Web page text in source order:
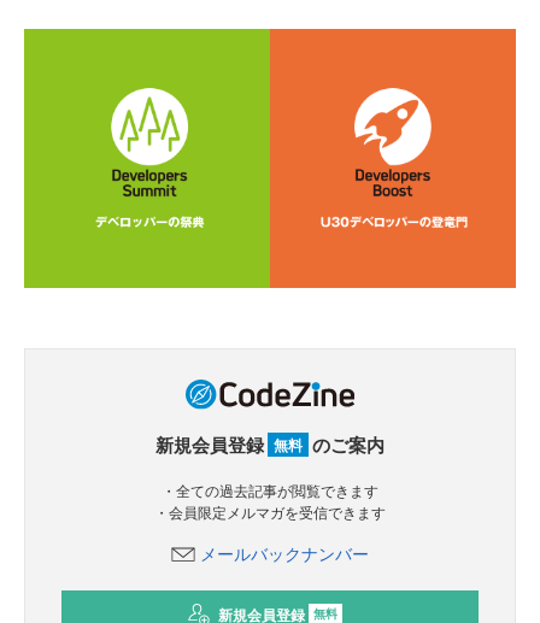
新規会員登録 無料 のご案内
・全ての過去記事が閲覧できます
・会員限定メルマガを受信できます
メールバックナンバー
新規会員登録 無料